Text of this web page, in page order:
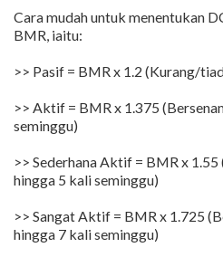
Cara mudah untuk menentukan
BMR, iaitu:
>> Pasif = BMR x 1.2 (Kurang/
>> Aktif = BMR x 1.375
seminggu)
>> Sederhana Aktif = BMR x
hingga 5 kali seminggu)
>> Sangat Aktif = BMR x 1.725
hingga 7 kali seminggu)